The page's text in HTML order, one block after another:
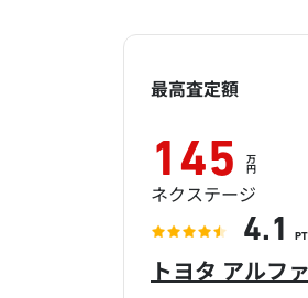
トヨタ アルフ
最高査定額
145 万
円
ネクステージ
4.1 PT